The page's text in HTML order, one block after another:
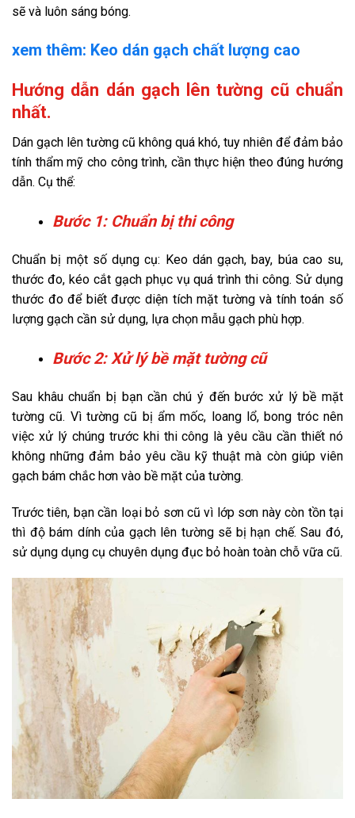
sẽ và luôn sáng bóng.
xem thêm: Keo dán gạch chất lượng cao
Hướng dẫn dán gạch lên tường cũ chuẩn
nhất.
Dán gạch lên tường cũ không quá khó, tuy nhiên để đảm bảo
tính thẩm mỹ cho công trình, cần thực hiện theo đúng hướng
dẫn. Cụ thể:
Bước 1: Chuẩn bị thi công
Chuẩn bị một số dụng cụ: Keo dán gạch, bay, búa cao su,
thước đo, kéo cắt gạch phục vụ quá trình thi công. Sử dụng
thước đo để biết được diện tích mặt tường và tính toán số
lượng gạch cần sử dụng, lựa chọn mẫu gạch phù hợp.
Bước 2: Xử lý bề mặt tường cũ
Sau khâu chuẩn bị bạn cần chú ý đến bước xử lý bề mặt
tường cũ. Vì tường cũ bị ẩm mốc, loang lổ, bong tróc nên
việc xử lý chúng trước khi thi công là yêu cầu cần thiết nó
không những đảm bảo yêu cầu kỹ thuật mà còn giúp viên
gạch bám chắc hơn vào bề mặt của tường.
Trước tiên, bạn cần loại bỏ sơn cũ vì lớp sơn này còn tồn tại
thì độ bám dính của gạch lên tường sẽ bị hạn chế. Sau đó,
sử dụng dụng cụ chuyên dụng đục bỏ hoàn toàn chỗ vữa cũ.